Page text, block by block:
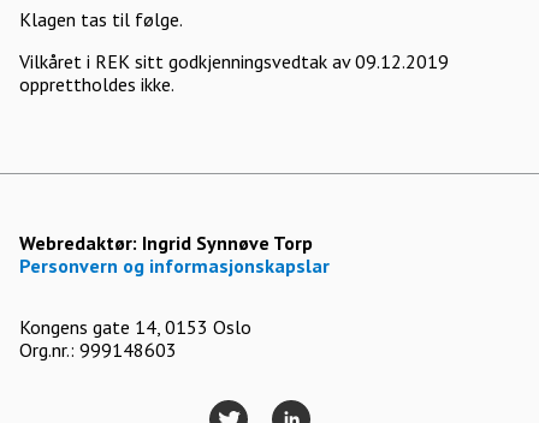
Klagen tas til følge.
Vilkåret i REK sitt godkjenningsvedtak av 09.12.2019
opprettholdes ikke.
Webredaktør: Ingrid Synnøve Torp
Personvern og informasjonskapslar
Kongens gate 14, 0153 Oslo
Org.nr.: 999148603